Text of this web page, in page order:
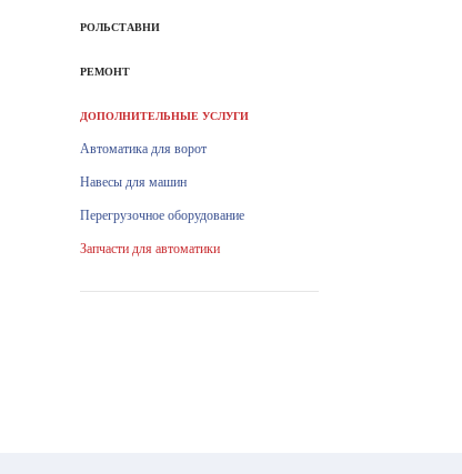
РОЛЬСТАВНИ
РЕМОНТ
ДОПОЛНИТЕЛЬНЫЕ УСЛУГИ
Автоматика для ворот
Навесы для машин
Перегрузочное оборудование
Запчасти для автоматики